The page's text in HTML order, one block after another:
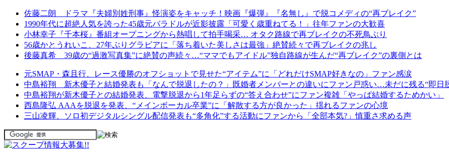
佐藤二朗 ドラマ『夫婦別姓刑事』怪演姿をキャッチ！映画『爆弾』『名無し』で脱コメディの“再ブレイク”
1990年代に超絶人気を誇った45歳元バラドルが近影披露「可愛く歳重ねてる！」往年ファンの大歓喜
小林幸子『千本桜』番組オープニングから熱唱して拍手喝采… オタク路線で再ブレイクの不死鳥ぶり
56歳かとうれいこ、27年ぶりグラビアに「落ち着いた美しさは最強」絶賛続々で再ブレイクの兆し
後藤真希 39歳の“過激写真集”に絶賛の声続々…“ママでもアイドル”独自路線が生んだ“再ブレイク”の裏側とは
元SMAP・森且行、レース優勝のオフショットで見せた“アイテム”に「どれだけSMAP好きなの」ファン感涙
中島裕翔 新木優子と結婚発表も「なんで脱退したの？」既婚者メンバーとの違いにファン戸惑い…未だに残る“即日
中島裕翔が新木優子との結婚発表、電撃脱退から1年足らずの“答え合わせ”にファン複雑「やっぱ結婚するためかい」
西島隆弘 AAAを脱退を発表、“メインボーカル卒業”に「解散する方が良かった」揺れるファンの心境
三山凌輝、ソロ初デジタルシングル配信発表も“多角化”する活動にファンから「全部本気?」慎重さ求める声